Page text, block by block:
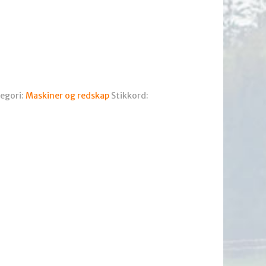
Maskiner og redskap Stikkord: